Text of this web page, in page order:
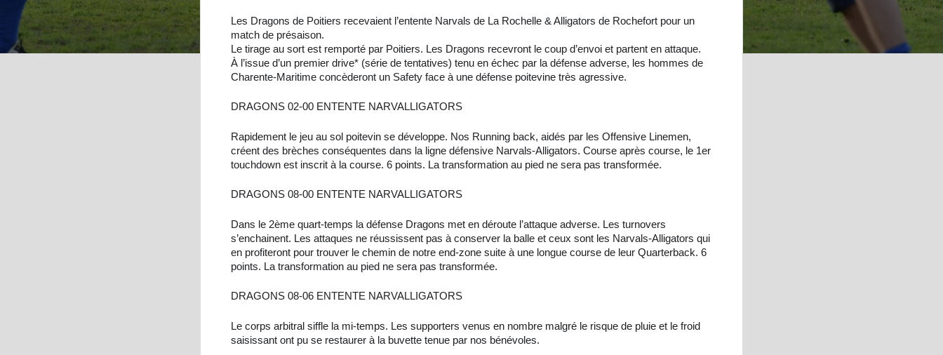
Les Dragons de Poitiers recevaient l’entente Narvals de La Rochelle & Alligators de Rochefort pour un
match de présaison.
Le tirage au sort est remporté par Poitiers. Les Dragons recevront le coup d’envoi et partent en attaque.
À l’issue d’un premier drive* (série de tentatives) tenu en échec par la défense adverse, les hommes de
Charente-Maritime concèderont un Safety face à une défense poitevine très agressive.
DRAGONS 02-00 ENTENTE NARVALLIGATORS
Rapidement le jeu au sol poitevin se développe. Nos Running back, aidés par les Offensive Linemen,
créent des brèches conséquentes dans la ligne défensive Narvals-Alligators. Course après course, le 1er
touchdown est inscrit à la course. 6 points. La transformation au pied ne sera pas transformée.
DRAGONS 08-00 ENTENTE NARVALLIGATORS
Dans le 2ème quart-temps la défense Dragons met en déroute l’attaque adverse. Les turnovers
s’enchainent. Les attaques ne réussissent pas à conserver la balle et ceux sont les Narvals-Alligators qui
en profiteront pour trouver le chemin de notre end-zone suite à une longue course de leur Quarterback. 6
points. La transformation au pied ne sera pas transformée.
DRAGONS 08-06 ENTENTE NARVALLIGATORS
Le corps arbitral siffle la mi-temps. Les supporters venus en nombre malgré le risque de pluie et le froid
saisissant ont pu se restaurer à la buvette tenue par nos bénévoles.